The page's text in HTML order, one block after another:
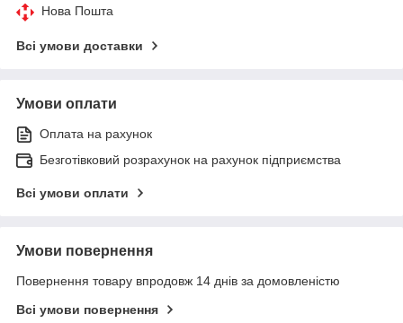
Нова Пошта
Всі умови доставки
Умови оплати
Оплата на рахунок
Безготівковий розрахунок на рахунок підприємства
Всі умови оплати
Умови повернення
Повернення товару впродовж 14 днів за домовленістю
Всі умови повернення